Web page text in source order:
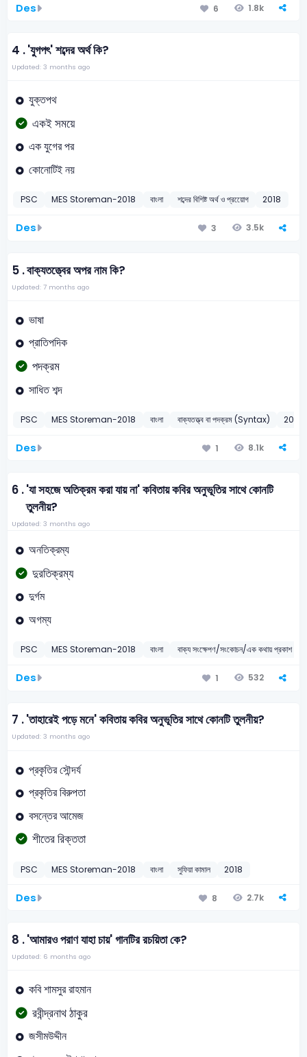
Des 6 1.8k
4 .'যুগপৎ' শব্দের অর্থ কি?
Updated: 3 months ago
যুক্তপথ
একই সময়ে
এক যুগের পর
কোনোটিই নয়
PSC MES Storeman-2018 বাংলা শব্দের বিশিষ্ট অর্থ ও প্রয়োেগ 2018
Des 3 3.5k
5 .বাক্যতত্ত্বের অপর নাম কি?
Updated: 7 months ago
ভাষা
প্রাতিপদিক
পদক্রম
সাধিত শব্দ
PSC MES Storeman-2018 বাংলা বাক্যতত্ত্ব বা পদক্রম (Syntax) 2018
Des 1 8.1k
6 .'যা সহজে অতিক্রম করা যায় না' কবিতায় কবির অনুভূতির সাথে কোনটি
তুলনীয়?
Updated: 3 months ago
অনতিক্রম্য
দুরতিক্রম্য
দুর্গম
অগম্য
PSC MES Storeman-2018 বাংলা বাক্য সংক্ষেপণ/সংকোচন/এক কথায় প্রকাশ
Des 1 532
7 .'তাহারেই পড়ে মনে' কবিতায় কবির অনুভূতির সাথে কোনটি তুলনীয়?
Updated: 3 months ago
প্রকৃতির সৌন্দর্য
প্রকৃতির বিরুপতা
বসন্তের আমেজ
শীতের রিক্ততা
PSC MES Storeman-2018 বাংলা সুফিয়া কামাল 2018
Des 8 2.7k
8 .'আমারও পরাণ যাহা চায়' গানটির রচয়িতা কে?
Updated: 6 months ago
কবি শামসুর রাহমান
রবীন্দ্রনাথ ঠাকুর
জসীমউদ্দীন